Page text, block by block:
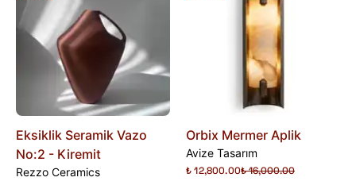
Eksiklik Seramik Vazo
No:2 - Kiremit
Rezzo Ceramics
Orbix Mermer Aplik
Avize Tasarım
₺ 12,800.00₺ 16,000.00